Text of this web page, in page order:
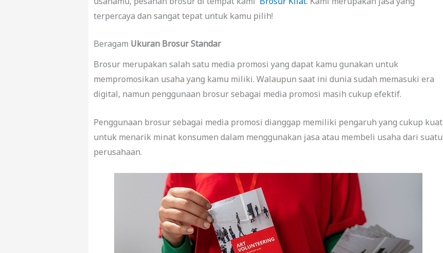
terpercaya dan sangat tepat untuk kamu pilih!
Beragam Ukuran Brosur Standar
Brosur merupakan salah satu media promosi yang dapat kamu gunakan untuk
mempromosikan usaha yang kamu miliki. Walaupun saat ini dunia sudah memasuki era
digital, namun penggunaan brosur sebagai media promosi masih cukup efektif.
Penggunaan brosur sebagai media promosi dianggap memiliki pengaruh yang cukup kuat
untuk menarik minat konsumen dalam menggunakan jasa atau membeli usaha dari suatu
perusahaan.